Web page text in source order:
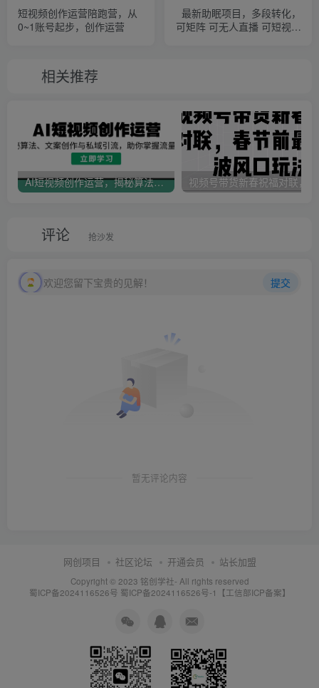
短视频创作运营陪跑营，​从
0~1账号起步，创作运营
最新助眠项目，多段转化，
可矩阵 可无人直播 可短视频
相关推荐
AI短视频创作运营，揭秘算法、文案创作与私域引流，助你掌握流量密码
评论 抢沙发
欢迎您留下宝贵的见解！ 提交
暂无评论内容
网创项目 社区论坛 开通会员 站长加盟
Copyright © 2023 铭创学社- All rights reserved
蜀ICP备2024116526号 蜀ICP备2024116526号-1【工信部ICP备案】